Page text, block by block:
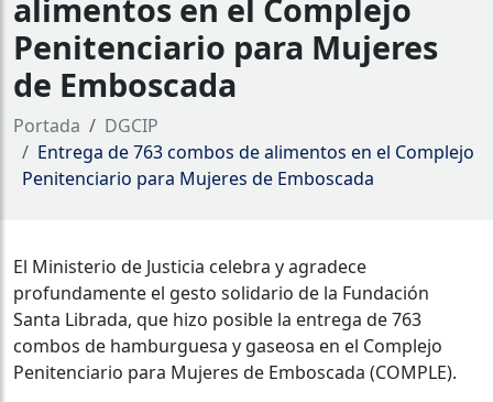
alimentos en el Complejo
Penitenciario para Mujeres
de Emboscada
Portada
DGCIP
Entrega de 763 combos de alimentos en el Complejo
Penitenciario para Mujeres de Emboscada
El Ministerio de Justicia celebra y agradece
profundamente el gesto solidario de la Fundación
Santa Librada, que hizo posible la entrega de 763
combos de hamburguesa y gaseosa en el Complejo
Penitenciario para Mujeres de Emboscada (COMPLE).